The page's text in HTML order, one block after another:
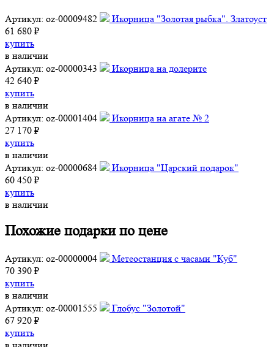
Артикул: oz-00009482
Икорница "Золотая рыбка". Златоуст
61 680 ₽
купить
в наличии
Артикул: oz-00000343
Икорница на долерите
42 640 ₽
купить
в наличии
Артикул: oz-00001404
Икорница на агате № 2
27 170 ₽
купить
в наличии
Артикул: oz-00000684
Икорница "Царский подарок"
60 450 ₽
купить
в наличии
Похожие подарки по цене
Артикул: oz-00000004
Метеостанция с часами "Куб"
70 390 ₽
купить
в наличии
Артикул: oz-00001555
Глобус "Золотой"
67 920 ₽
купить